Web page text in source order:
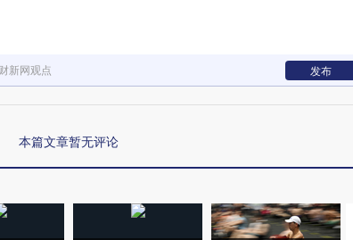
新网观点 发布
本篇文章暂无评论